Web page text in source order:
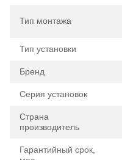
Тип монтажа
Тип установки
Бренд
Серия установок
Страна
производитель
Гарантийный срок,